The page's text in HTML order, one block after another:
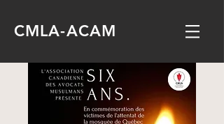
CMLA-ACAM